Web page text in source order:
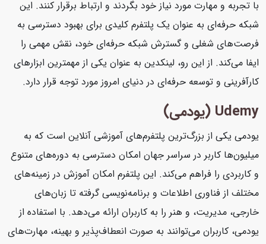
با تجربه و مهارت مورد نیاز خود بگردند و ارتباط برقرار کنند. این
شبکه حرفه‌ای به عنوان یک پلتفرم کلیدی برای بهبود دسترسی به
فرصت‌های شغلی و گسترش شبکه حرفه‌ای خود، نقش مهمی را
ایفا می‌کند. از این رو، لینکدین به عنوان یکی از مهمترین ابزارهای
کارآفرینی و توسعه حرفه‌ای در دنیای امروز مورد توجه قرار دارد.
Udemy (یودمی)
یودمی یکی از بزرگ‌ترین پلتفرم‌های آموزشی آنلاین است که به
میلیون‌ها کاربر در سراسر جهان امکان دسترسی به دوره‌های متنوع
و کاربردی را فراهم می‌کند. این پلتفرم امکان آموزش در زمینه‌های
مختلف از فناوری اطلاعات و برنامه‌نویسی گرفته تا زبان‌های
خارجی، مدیریت، و هنر را به کاربران ارائه می‌دهد. با استفاده از
یودمی، کاربران می‌توانند به صورت انعطاف‌پذیر و بهینه، مهارت‌های